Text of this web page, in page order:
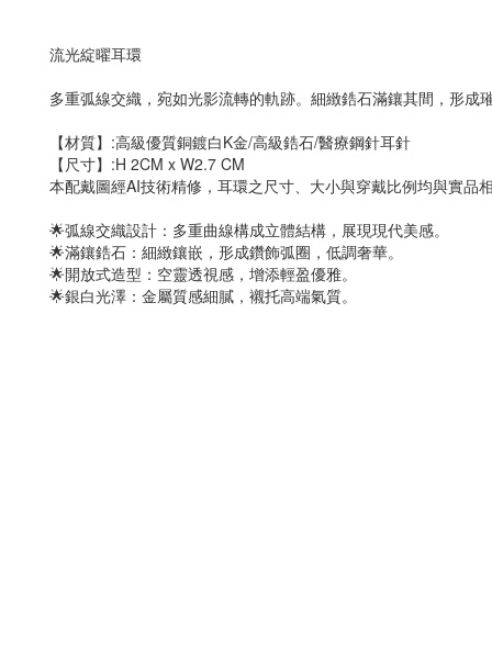
流光綻曜耳環
多重弧線交織，宛如光影流轉的軌跡。細緻鋯石滿鑲其間，形
【材質】:高級優質銅鍍白K金/高級鋯石/醫療鋼針耳針
【尺寸】:H 2CM x W2.7 CM
本配戴圖經AI技術精修，耳環之尺寸、大小與穿戴比例均與實
🌟弧線交織設計：多重曲線構成立體結構，展現現代美感。
🌟滿鑲鋯石：細緻鑲嵌，形成鑽飾弧圈，低調奢華。
🌟開放式造型：空靈透視感，增添輕盈優雅。
🌟銀白光澤：金屬質感細膩，襯托高端氣質。